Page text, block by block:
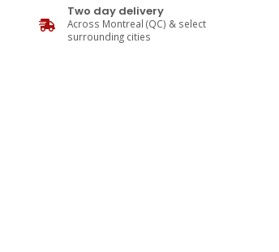
Two day delivery
Across Montreal (QC) & select
surrounding cities